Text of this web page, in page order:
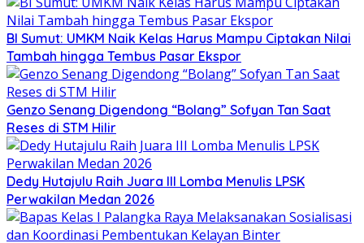
BI Sumut: UMKM Naik Kelas Harus Mampu Ciptakan Nilai
Tambah hingga Tembus Pasar Ekspor
Genzo Senang Digendong “Bolang” Sofyan Tan Saat
Reses di STM Hilir
Dedy Hutajulu Raih Juara III Lomba Menulis LPSK
Perwakilan Medan 2026